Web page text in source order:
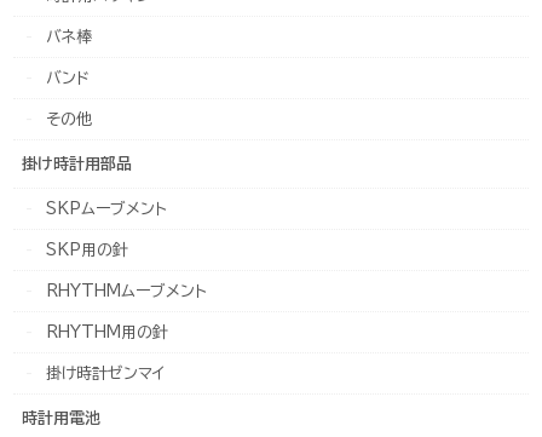
バネ棒
バンド
その他
掛け時計用部品
SKPムーブメント
SKP用の針
RHYTHMムーブメント
RHYTHM用の針
掛け時計ゼンマイ
時計用電池